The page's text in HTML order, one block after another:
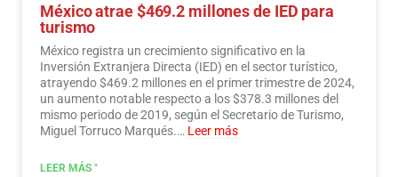
México atrae $469.2 millones de IED para
turismo
México registra un crecimiento significativo en la
Inversión Extranjera Directa (IED) en el sector turístico,
atrayendo $469.2 millones en el primer trimestre de 2024,
un aumento notable respecto a los $378.3 millones del
mismo periodo de 2019, según el Secretario de Turismo,
Miguel Torruco Marqués.… Leer más
LEER MÁS "